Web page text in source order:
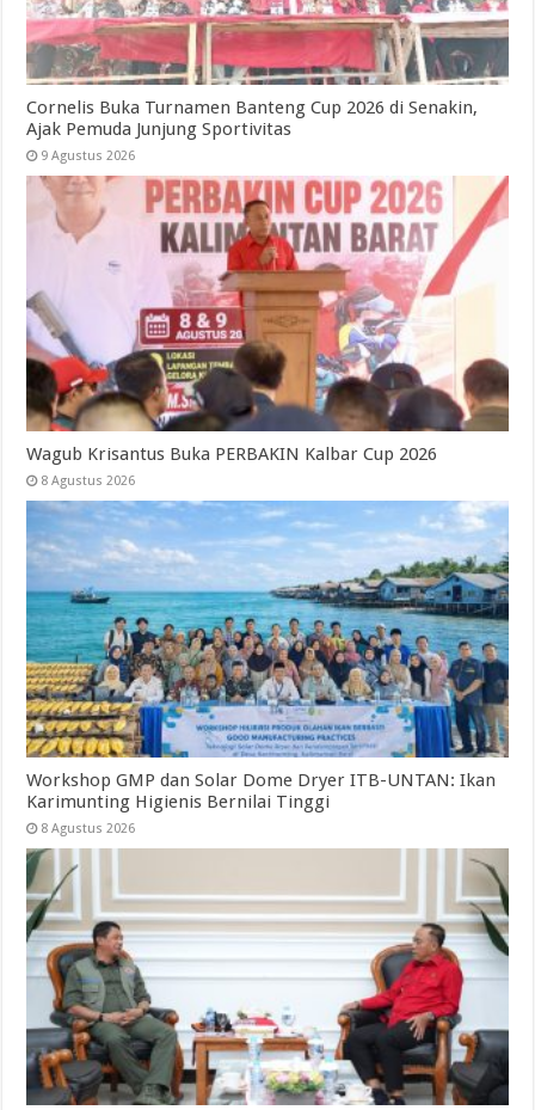
Cornelis Buka Turnamen Banteng Cup 2026 di Senakin,
Ajak Pemuda Junjung Sportivitas
9 Agustus 2026
Wagub Krisantus Buka PERBAKIN Kalbar Cup 2026
8 Agustus 2026
Workshop GMP dan Solar Dome Dryer ITB-UNTAN: Ikan
Karimunting Higienis Bernilai Tinggi
8 Agustus 2026